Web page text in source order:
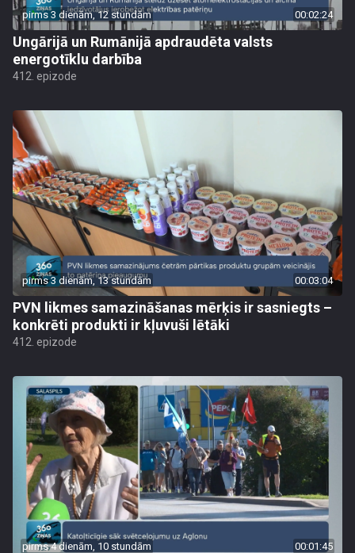
pirms 3 dienām, 12 stundām 00:02:24
Ungārijā un Rumānijā apdraudēta valsts
energotīklu darbība
412. epizode
pirms 3 dienām, 13 stundām 00:03:04
PVN likmes samazināšanas mērķis ir sasniegts –
konkrēti produkti ir kļuvuši lētāki
412. epizode
pirms 4 dienām, 10 stundām 00:01:45